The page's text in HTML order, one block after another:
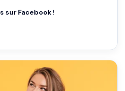
sur Facebook !